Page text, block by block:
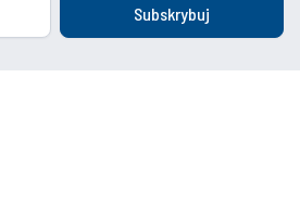
Subskrybuj